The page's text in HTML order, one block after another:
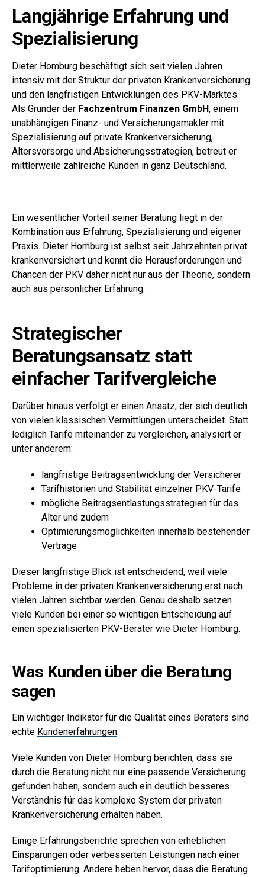
Langjährige Erfahrung und
Spezialisierung
Dieter Homburg beschäftigt sich seit vielen Jahren
intensiv mit der Struktur der privaten Krankenversicherung
und den langfristigen Entwicklungen des PKV-Marktes.
Als Gründer der Fachzentrum Finanzen GmbH, einem
unabhängigen Finanz- und Versicherungsmakler mit
Spezialisierung auf private Krankenversicherung,
Altersvorsorge und Absicherungsstrategien, betreut er
mittlerweile zahlreiche Kunden in ganz Deutschland.
Ein wesentlicher Vorteil seiner Beratung liegt in der
Kombination aus Erfahrung, Spezialisierung und eigener
Praxis. Dieter Homburg ist selbst seit Jahrzehnten privat
krankenversichert und kennt die Herausforderungen und
Chancen der PKV daher nicht nur aus der Theorie, sondern
auch aus persönlicher Erfahrung.
Strategischer
Beratungsansatz statt
einfacher Tarifvergleiche
Darüber hinaus verfolgt er einen Ansatz, der sich deutlich
von vielen klassischen Vermittlungen unterscheidet. Statt
lediglich Tarife miteinander zu vergleichen, analysiert er
unter anderem:
langfristige Beitragsentwicklung der Versicherer
Tarifhistorien und Stabilität einzelner PKV-Tarife
mögliche Beitragsentlastungsstrategien für das
Alter und zudem
Optimierungsmöglichkeiten innerhalb bestehender
Verträge
Dieser langfristige Blick ist entscheidend, weil viele
Probleme in der privaten Krankenversicherung erst nach
vielen Jahren sichtbar werden. Genau deshalb setzen
viele Kunden bei einer so wichtigen Entscheidung auf
einen spezialisierten PKV-Berater wie Dieter Homburg.
Was Kunden über die Beratung
sagen
Ein wichtiger Indikator für die Qualität eines Beraters sind
echte Kundenerfahrungen.
Viele Kunden von Dieter Homburg berichten, dass sie
durch die Beratung nicht nur eine passende Versicherung
gefunden haben, sondern auch ein deutlich besseres
Verständnis für das komplexe System der privaten
Krankenversicherung erhalten haben.
Einige Erfahrungsberichte sprechen von erheblichen
Einsparungen oder verbesserten Leistungen nach einer
Tarifoptimierung. Andere heben hervor, dass die Beratung